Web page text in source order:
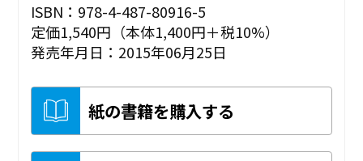
ISBN：978-4-487-80916-5
定価1,540円（本体1,400円＋税10%）
発売年月日：2015年06月25日
紙の書籍を購入する